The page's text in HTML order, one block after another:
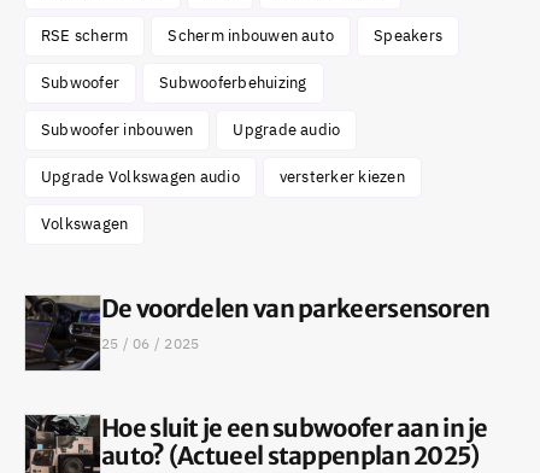
RSE scherm Scherm inbouwen auto Speakers
Subwoofer Subwooferbehuizing
Subwoofer inbouwen Upgrade audio
Upgrade Volkswagen audio versterker kiezen
Volkswagen
De voordelen van parkeersensoren
25 / 06 / 2025
Hoe sluit je een subwoofer aan in je
auto? (Actueel stappenplan 2025)